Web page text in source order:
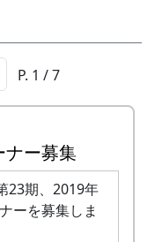
P. 1 / 7
ナー募集
23期、2019年
ーを募集しま